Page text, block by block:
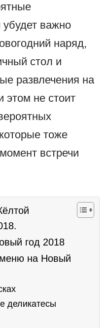
важно
наряд,
стол и
развлечения на
этом не стоит
тоже
встречи
год 2018
на Новый
деликатесы